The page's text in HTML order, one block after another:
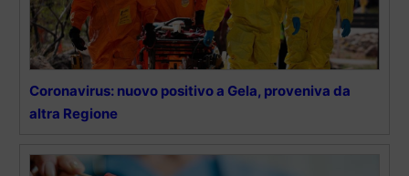
Coronavirus: nuovo positivo a Gela, proveniva da
altra Regione